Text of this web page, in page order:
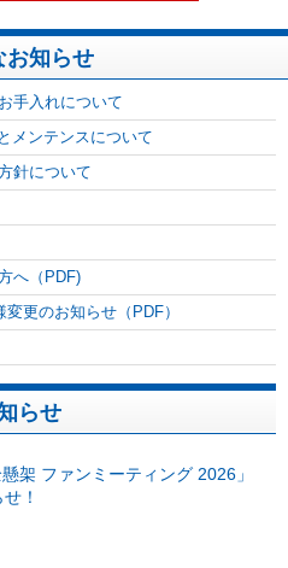
お知らせ
手入れについて
メンテンスについて
針について
へ（PDF)
更のお知らせ（PDF）
らせ
架 ファンミーティング 2026」
！